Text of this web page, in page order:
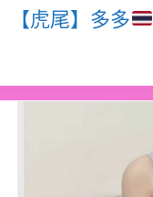
【虎尾】多多